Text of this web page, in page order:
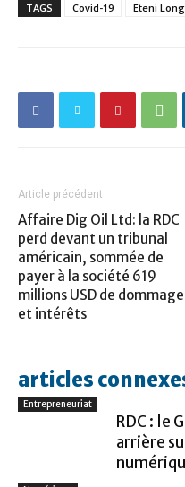
TAGS Covid-19 Eteni
Article précédent
Affaire Dig Oil Ltd: la RDC
perd devant un tribunal
américain, sommée de
payer à la société 619
millions USD de
et intérêts
articles
Entrepreneuriat
RDC : le
arrière